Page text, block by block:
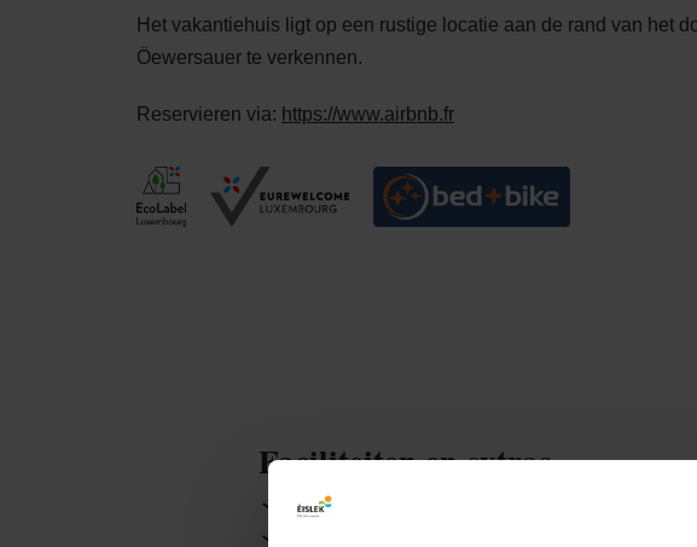
Het vakantiehuis ligt op een rustige locatie aan de rand van het
Öewersauer te verkennen.
Reservieren via: https://www.airbnb.fr
Faciliteiten en extras
Tuin / Park